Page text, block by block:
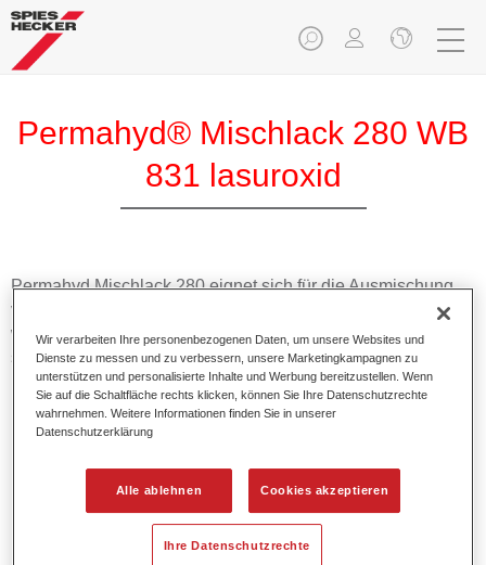
Permahyd® Mischlack 280 WB
831 lasuroxid
Permahyd Mischlack 280 eignet sich für die Ausmischung
von Permahyd Perlmutt Basislack 285, einem hochwertigen
wasserverdünnbaren Basislacksystem. Es basiert auf einer
speziellen PU-Dispersionstechnologie für Uni- und
Effektlackierungen.
Produktmerkmale
1,5 Spritzgängen.
Bietet ein gutes Standvermögen.
Verfügt über ein hohes Deckvermögen.
Besitzt eine hohe Farbtongenauigkeit.
Wir verarbeiten Ihre personenbezogenen Daten, um unsere Websites und
Dienste zu messen und zu verbessern, unsere Marketingkampagnen zu
unterstützen und personalisierte Inhalte und Werbung bereitzustellen. Wenn
Sie auf die Schaltfläche rechts klicken, können Sie Ihre Datenschutzrechte
wahrnehmen. Weitere Informationen finden Sie in unserer
Datenschutzerklärung
Alle ablehnen Cookies akzeptieren
Ihre Datenschutzrechte